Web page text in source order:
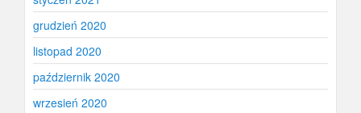
grudzień 2020
listopad 2020
październik 2020
wrzesień 2020